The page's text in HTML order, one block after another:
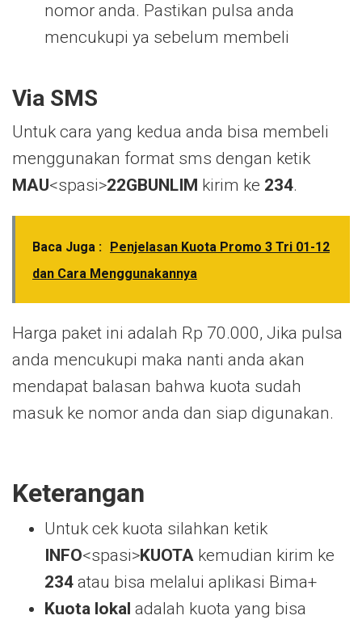
nomor anda. Pastikan pulsa anda
mencukupi ya sebelum membeli
Via SMS
Untuk cara yang kedua anda bisa membeli
menggunakan format sms dengan ketik
MAU<spasi>22GBUNLIM kirim ke 234.
Baca Juga : Penjelasan Kuota Promo 3 Tri 01-12
dan Cara Menggunakannya
Harga paket ini adalah Rp 70.000, Jika pulsa
anda mencukupi maka nanti anda akan
mendapat balasan bahwa kuota sudah
masuk ke nomor anda dan siap digunakan.
Keterangan
Untuk cek kuota silahkan ketik
INFO<spasi>KUOTA kemudian kirim ke
234 atau bisa melalui aplikasi Bima+
Kuota lokal adalah kuota yang bisa